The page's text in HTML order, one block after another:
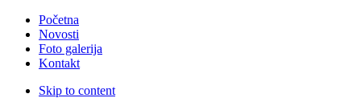
Početna
Novosti
Foto galerija
Kontakt
Skip to content